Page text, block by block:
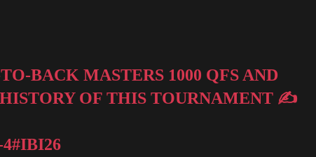
BACK MASTERS 1000 QFS AND
OF THIS TOURNAMENT ✍️
#IBI26